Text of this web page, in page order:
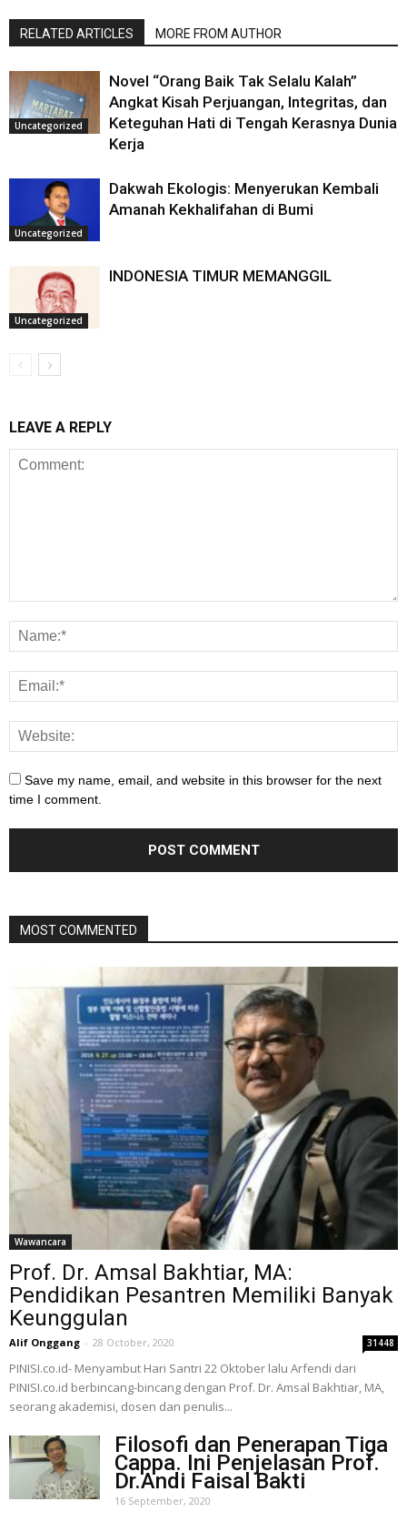
RELATED ARTICLES MORE FROM AUTHOR
Uncategorized
Novel “Orang Baik Tak Selalu Kalah”
Angkat Kisah Perjuangan, Integritas, dan
Keteguhan Hati di Tengah Kerasnya Dunia
Kerja
Uncategorized
Dakwah Ekologis: Menyerukan Kembali
Amanah Kekhalifahan di Bumi
Uncategorized
INDONESIA TIMUR MEMANGGIL
LEAVE A REPLY
Save my name, email, and website in this browser for the next
time I comment.
MOST COMMENTED
Wawancara
Prof. Dr. Amsal Bakhtiar, MA:
Pendidikan Pesantren Memiliki Banyak
Keunggulan
Alif Onggang - 28 October, 2020 31448
PINISI.co.id- Menyambut Hari Santri 22 Oktober lalu Arfendi dari
PINISI.co.id berbincang-bincang dengan Prof. Dr. Amsal Bakhtiar, MA,
seorang akademisi, dosen dan penulis...
Filosofi dan Penerapan Tiga
Cappa. Ini Penjelasan Prof.
Dr.Andi Faisal Bakti
16 September, 2020